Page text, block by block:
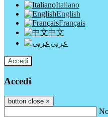
Italiano
English
Français
中文
عربى
Accedi
Accedi
button close ×